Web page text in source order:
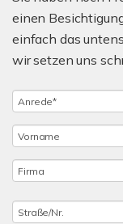
einen
einfach das
wir setzen uns